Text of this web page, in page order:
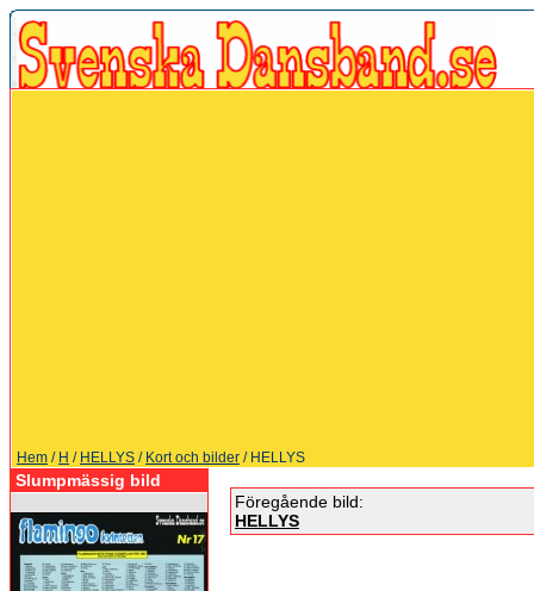
Hem / H / HELLYS / Kort och bilder / HELLYS
Slumpmässig bild
Föregående bild:
HELLYS